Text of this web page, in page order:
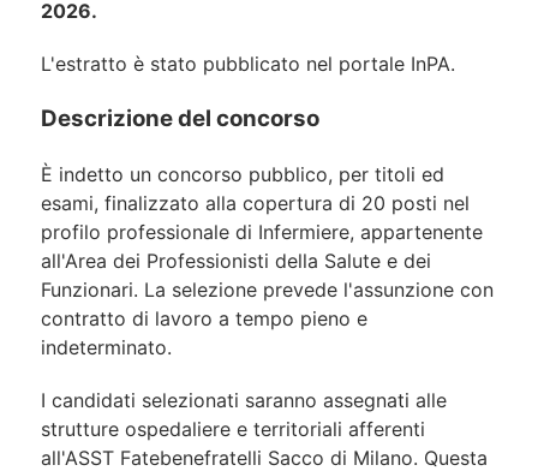
2026.
L'estratto è stato pubblicato nel portale InPA.
Descrizione del concorso
È indetto un concorso pubblico, per titoli ed
esami, finalizzato alla copertura di 20 posti nel
profilo professionale di Infermiere, appartenente
all'Area dei Professionisti della Salute e dei
Funzionari. La selezione prevede l'assunzione con
contratto di lavoro a tempo pieno e
indeterminato.
I candidati selezionati saranno assegnati alle
strutture ospedaliere e territoriali afferenti
all'ASST Fatebenefratelli Sacco di Milano. Questa